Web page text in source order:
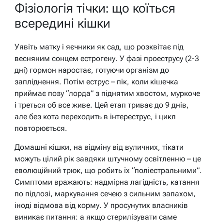
Фізіологія тічки: що коїться
всередині кішки
Уявіть матку і яєчники як сад, що розквітає під
весняним сонцем естрогену. У фазі проеструсу (2-3
дні) гормон наростає, готуючи організм до
запліднення. Потім еструс – пік, коли кішечка
приймає позу “лорда” з піднятим хвостом, муркоче
і треться об все живе. Цей етап триває до 9 днів,
але без кота переходить в інтереструс, і цикл
повторюється.
Домашні кішки, на відміну від вуличних, тікати
можуть цілий рік завдяки штучному освітленню – це
еволюційний трюк, що робить їх “поліестральними”.
Симптоми вражають: надмірна лагідність, катання
по підлозі, маркування сечею з сильним запахом,
іноді відмова від корму. У просунутих власників
виникає питання: а якщо стерилізувати саме